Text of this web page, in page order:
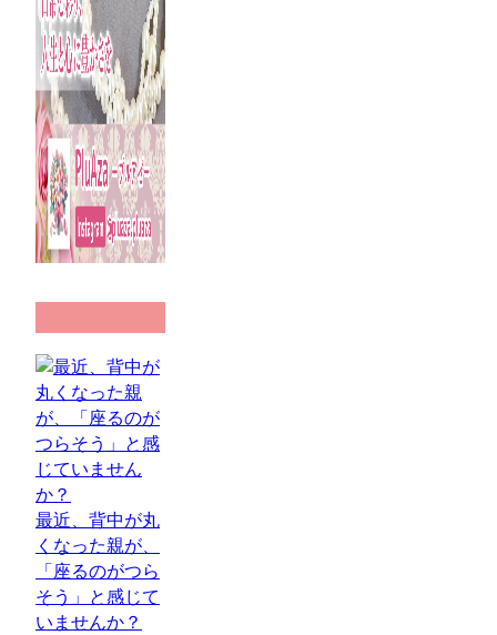
最近、背中が丸
くなった親が、
「座るのがつら
そう」と感じて
いませんか？